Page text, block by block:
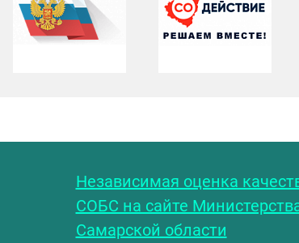
Независимая оценка
СОБС на сайте
Самарской области